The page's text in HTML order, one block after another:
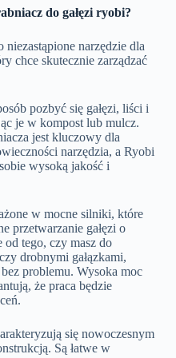
do gałęzi ryobi?
niezastąpione narzędzie dla
chce skutecznie zarządzać
pozbyć się gałęzi, liści i
je w kompost lub mulcz.
jest kluczowy dla
narzędzia, a Ryobi
wysoką jakość i
w mocne silniki, które
przetwarzanie gałęzi o
od tego, czy masz do
drobnymi gałązkami,
problemu. Wysoka moc
że praca będzie
się nowoczesnym
Są łatwe w